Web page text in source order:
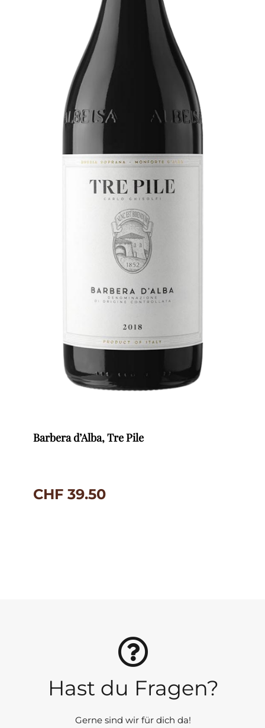
Barbera d’Alba, Tre Pile
CHF 39.50
Hast du Fragen?
Gerne sind wir für dich da!